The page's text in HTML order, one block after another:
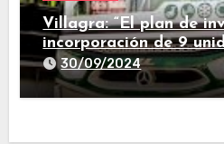
Villagra: “El plan de
incorporación de 9
para 2025″
30/09/2024